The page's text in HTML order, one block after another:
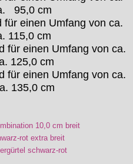
95,0 cm
für einen Umfang von ca.
115,0 cm
für einen Umfang von ca.
125,0 cm
für einen Umfang von ca.
135,0 cm